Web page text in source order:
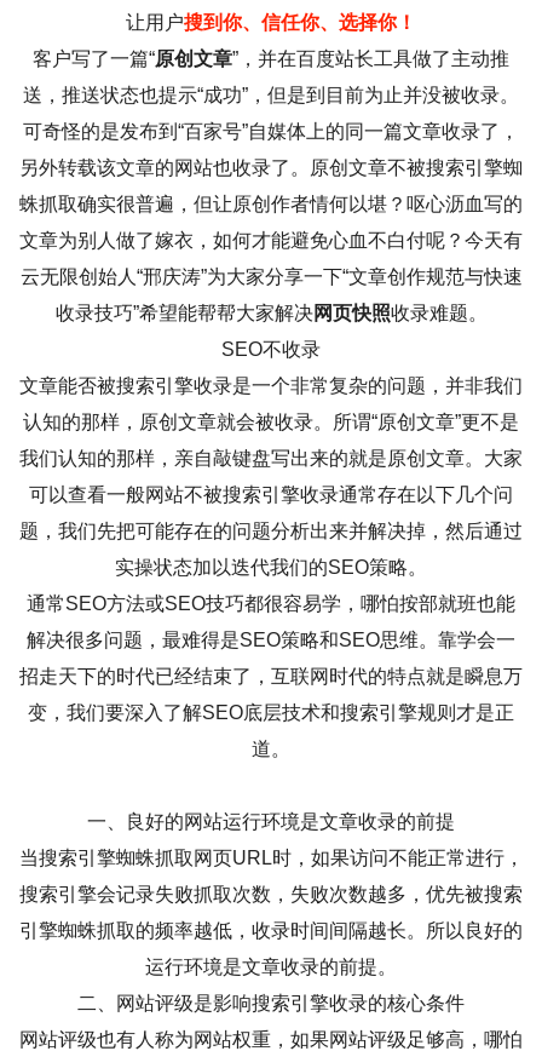
让用户搜到你、信任你、选择你！
客户写了一篇“原创文章”，并在百度站长工具做了主动推
送，推送状态也提示“成功”，但是到目前为止并没被收录。
可奇怪的是发布到“百家号”自媒体上的同一篇文章收录了，
另外转载该文章的网站也收录了。原创文章不被搜索引擎蜘
蛛抓取确实很普遍，但让原创作者情何以堪？呕心沥血写的
文章为别人做了嫁衣，如何才能避免心血不白付呢？今天有
云无限创始人“邢庆涛”为大家分享一下“文章创作规范与快速
收录技巧”希望能帮帮大家解决网页快照收录难题。
SEO不收录
文章能否被搜索引擎收录是一个非常复杂的问题，并非我们
认知的那样，原创文章就会被收录。所谓“原创文章”更不是
我们认知的那样，亲自敲键盘写出来的就是原创文章。大家
可以查看一般网站不被搜索引擎收录通常存在以下几个问
题，我们先把可能存在的问题分析出来并解决掉，然后通过
实操状态加以迭代我们的SEO策略。
通常SEO方法或SEO技巧都很容易学，哪怕按部就班也能
解决很多问题，最难得是SEO策略和SEO思维。靠学会一
招走天下的时代已经结束了，互联网时代的特点就是瞬息万
变，我们要深入了解SEO底层技术和搜索引擎规则才是正
道。
一、良好的网站运行环境是文章收录的前提
当搜索引擎蜘蛛抓取网页URL时，如果访问不能正常进行，
搜索引擎会记录失败抓取次数，失败次数越多，优先被搜索
引擎蜘蛛抓取的频率越低，收录时间间隔越长。所以良好的
运行环境是文章收录的前提。
二、网站评级是影响搜索引擎收录的核心条件
网站评级也有人称为网站权重，如果网站评级足够高，哪怕